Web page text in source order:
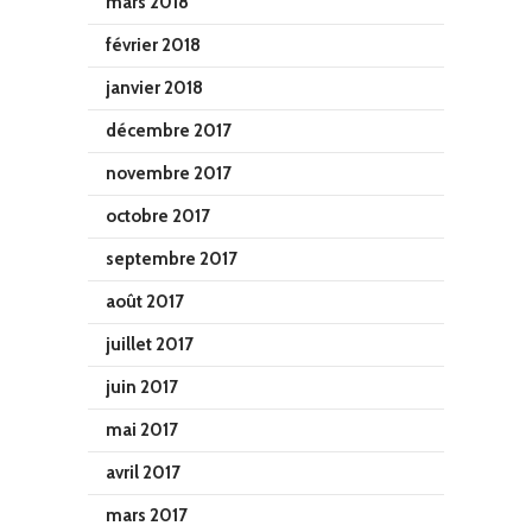
février 2018
janvier 2018
décembre 2017
novembre 2017
octobre 2017
septembre 2017
août 2017
juillet 2017
juin 2017
mai 2017
avril 2017
mars 2017